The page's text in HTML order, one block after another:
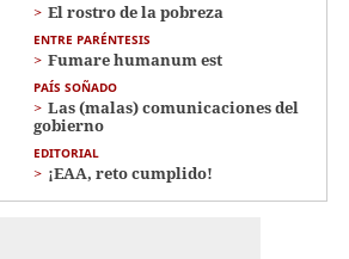
El rostro de la pobreza
ENTRE PARÉNTESIS
Fumare humanum est
PAÍS SOÑADO
Las (malas) comunicaciones del
gobierno
EDITORIAL
¡EAA, reto cumplido!